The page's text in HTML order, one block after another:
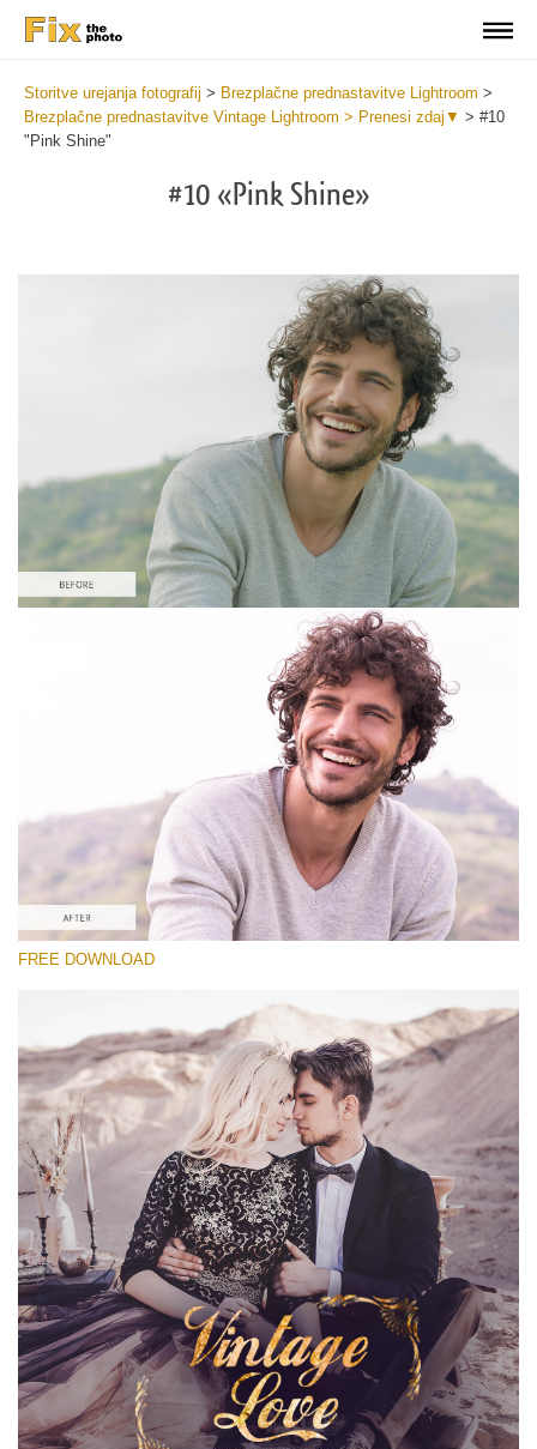
Storitve urejanja fotografij > Brezplačne prednastavitve Lightroom >
Brezplačne prednastavitve Vintage Lightroom > Prenesi zdaj▼ > #10
"Pink Shine"
#10 «Pink Shine»
Please select
(130 Lr Presets)
Entire Collection
(2067 Lr Presets)
Free download
FREE DOWNLOAD